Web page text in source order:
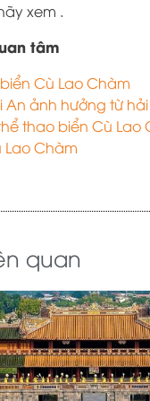
xem .
tâm
Cù Lao Chàm
An ảnh hưởng từ
thao biển Cù Lao
Chàm
quan